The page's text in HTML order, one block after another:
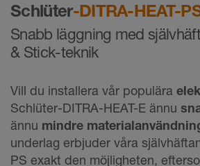
Schlüter-DITRA-HEAT-
Snabb läggning med
& Stick-teknik
Vill du installera vår populära
Schlüter-DITRA-HEAT-E ännu
ännu mindre
underlag erbjuder våra
PS exakt den möjligheten,